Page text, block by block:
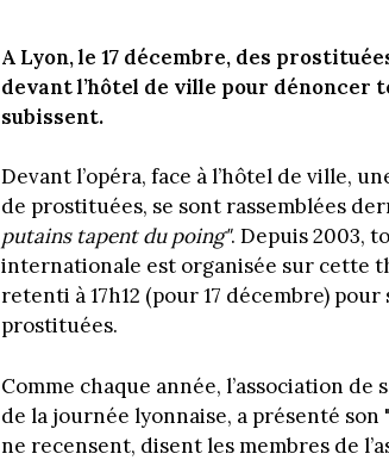
A Lyon, le 17 décembre, des
devant l’hôtel de ville pour dénoncer
subissent.
Devant l’opéra, face à l’hôtel de ville,
de prostituées, se sont rassemblées
putains tapent du poing". Depuis 2003,
internationale est organisée sur cette
retenti à 17h12 (pour 17 décembre)
prostituées.
Comme chaque année, l’association
de la journée lyonnaise, a présenté
ne recensent, disent les membres de